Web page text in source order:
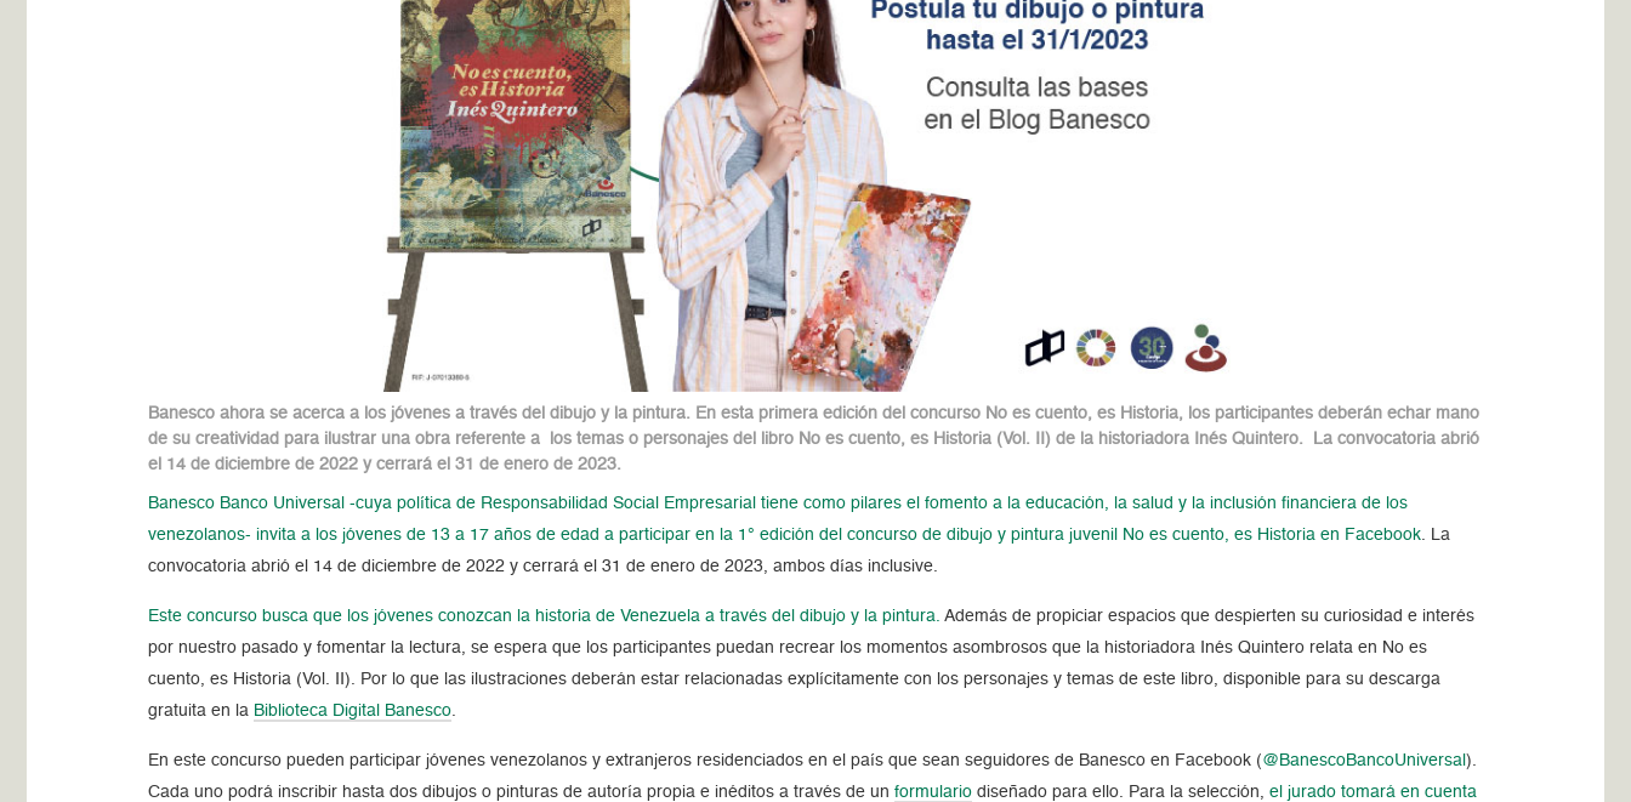
Banesco ahora se acerca a los jóvenes a través del dibujo y la pintura. En esta primera edición del concurso No es cuento, es Historia, los participantes deberán echar mano
de su creatividad para ilustrar una obra referente a los temas o personajes del libro No es cuento, es Historia (Vol. II) de la historiadora Inés Quintero. La convocatoria abrió
el 14 de diciembre de 2022 y cerrará el 31 de enero de 2023.
Banesco Banco Universal -cuya política de Responsabilidad Social Empresarial tiene como pilares el fomento a la educación, la salud y la inclusión financiera de los
venezolanos- invita a los jóvenes de 13 a 17 años de edad a participar en la 1° edición del concurso de dibujo y pintura juvenil No es cuento, es Historia en Facebook . La
convocatoria abrió el 14 de diciembre de 2022 y cerrará el 31 de enero de 2023, ambos días inclusive.
Este concurso busca que los jóvenes conozcan la historia de Venezuela a través del dibujo y la pintura. Además de propiciar espacios que despierten su curiosidad e interés
por nuestro pasado y fomentar la lectura, se espera que los participantes puedan recrear los momentos asombrosos que la historiadora Inés Quintero relata en No es
cuento, es Historia (Vol. II). Por lo que las ilustraciones deberán estar relacionadas explícitamente con los personajes y temas de este libro, disponible para su descarga
gratuita en la Biblioteca Digital Banesco
En este concurso pueden participar jóvenes venezolanos y extranjeros residenciados en el país que sean seguidores de Banesco en Facebook (@BanescoBancoUniversal).
Cada uno podrá inscribir hasta dos dibujos o pinturas de autoría propia e inéditos a través de unformulario diseñado para ello. Para la selección,el jurado tomará en cuenta